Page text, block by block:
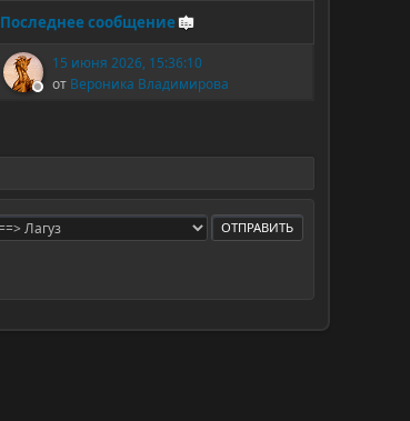
Последнее сообщение
15 июня 2026, 15:36:10
от Вероника Владимирова